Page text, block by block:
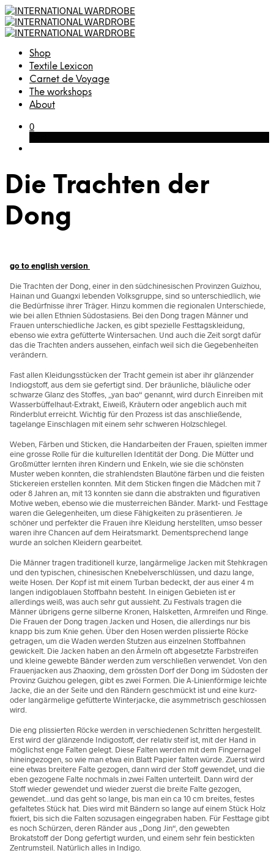
Shop
Textile Lexicon
Carnet de Voyage
The workshops
About
0
Die Trachten der
Dong
go to english version
Die Trachten der Dong, einer in den südchinesischen Provinzen Guizhou,
Hainan und Guangxi lebenden Volksgruppe, sind so unterschiedlich, wie
die Bedürfnisse ihrer Träger. Hinzu kommen die regionalen Unterschiede,
wie bei allen Ethnien Südostasiens. Bei den Dong tragen Männer und
Frauen unterschiedliche Jacken, es gibt spezielle Festtagskleidung,
ebenso wie extra gefütterte Wintersachen. Und auch die Zeit sorgt dafür
das die Trachten anders aussehen, einfach weil sich die Gegebenheiten
verändern.
Fast allen Kleidungsstücken der Tracht gemein ist aber ihr glänzender
Indiogstoff, aus dem sie gefertigt sind. Der bräunliche, bläuliche oder
schwarze Glanz des Stoffes, „yan bao“ genannt, wird durch Einreiben mit
Wasserbüffelhaut-Extrakt, Eiweiß, Kräutern oder angeblich auch mit
Rinderblut erreicht. Wichtig für den Prozess ist das anschließende,
tagelange Einschlagen mit einem sehr schweren Holzschlegel.
Weben, Färben und Sticken, die Handarbeiten der Frauen, spielten immer
eine grosse Rolle für die kulturellen Identität der Dong. Die Mütter und
Großmütter lernten ihren Kindern und Enkeln, wie sie die schönsten
Muster weben konnten, die strahlendsten Blautöne färben und die feisten
Stickereien erstellen konnten. Mit dem Sticken fingen die Mädchen mit 7
oder 8 Jahren an, mit 13 konnten sie dann die abstrakten und figurativen
Motive weben, ebenso wie die musterreichen Bänder. Markt- und Festtage
waren die Gelegenheiten, um diese Fähigkeiten zu präsentieren. Je
schöner und perfekter die Frauen ihre Kleidung herstellten, umso besser
waren ihre Chancen auf dem Heiratsmarkt. Dementsprechend lange
wurde an solchen Kleidern gearbeitet.
Die Männer tragen traditionell kurze, langärmelige Jacken mit Stehkragen
und den typischen, chinesischen Knebelverschlüssen, und dazu lange,
weite Hosen. Der Kopf ist mit einem Turban bedeckt, der aus einer 4 m
langen indigoblauen Stoffbahn besteht. In einigen Gebieten ist er
allerdings weiß, was auch sehr gut aussieht. Zu Festivals tragen die
Männer übrigens gerne silberne Kronen, Halsketten, Armreifen und Ringe.
Die Frauen der Dong tragen Jacken und Hosen, die allerdings nur bis
knapp bis zum Knie gehen. Über den Hosen werden plissierte Röcke
getragen, um die Waden werden Stutzen aus einzelnen Stoffbahnen
gewickelt. Die Jacken haben an den Ärmeln oft abgesetzte Farbstreifen
und kleine gewebte Bänder werden zum verschließen verwendet. Von den
Frauenjacken aus Zhaoxing, dem grössten Dorf der Dong im Südosten der
Provinz Guizhou gelegen, gibt es zwei Formen. Die A-Linienförmige leichte
Jacke, die an der Seite und den Rändern geschmückt ist und eine kurz-
oder langärmelige gefütterte Winterjacke, die asymmetrisch geschlossen
wird.
Die eng plissierten Röcke werden in verschiedenen Schritten hergestellt.
Erst wird der glänzende Indigostoff, der relativ steif ist, mit der Hand in
möglichst enge Falten gelegt. Diese Falten werden mit dem Fingernagel
hineingezogen, so wie man etwa ein Blatt Papier falten würde. Zuerst wird
eine etwas breitere Falte gezogen, dann wird der Stoff gewendet, und die
eben gezogene Falte nochmals in zwei Falten unterteilt. Dann wird der
Stoff wieder gewendet und wieder zuerst die breite Falte gezogen,
gewendet…und das geht so lange, bis man ein ca 10 cm breites, festes
gefaltetes Stück hat. Dies wird mit Bändern so lange auf einem Stück Holz
fixiert, bis sich die Falten sozusagen eingegraben haben. Für Festtage gibt
es noch Schürzen, deren Ränder aus „Dong Jin“, den gewebten
Brokatstoff der Dong gefertigt wurden, und einem sehr fein bestickten
Zentrumsteil. Natürlich alles in Indigo.